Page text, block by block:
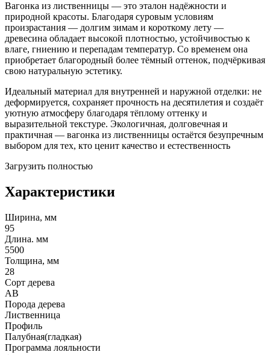
Вагонка из лиственницы — это эталон надёжности и
природной красоты. Благодаря суровым условиям
произрастания — долгим зимам и короткому лету —
древесина обладает высокой плотностью, устойчивостью к
влаге, гниению и перепадам температур. Со временем она
приобретает благородный более тёмный оттенок, подчёркивая
свою натуральную эстетику.
Идеальный материал для внутренней и наружной отделки: не
деформируется, сохраняет прочность на десятилетия и создаёт
уютную атмосферу благодаря тёплому оттенку и
выразительной текстуре. Экологичная, долговечная и
практичная — вагонка из лиственницы остаётся безупречным
выбором для тех, кто ценит качество и естественность
Загрузить полностью
Характеристики
Ширина, мм
95
Длина. мм
5500
Толщина, мм
28
Сорт дерева
АВ
Порода дерева
Лиственница
Профиль
Палубная(гладкая)
Программа лояльности